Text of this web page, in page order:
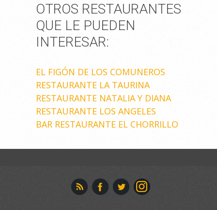
OTROS RESTAURANTES
QUE LE PUEDEN
INTERESAR:
EL FIGÓN DE LOS COMUNEROS
RESTAURANTE LA TAURINA
RESTAURANTE NATALIA Y DIANA
RESTAURANTE LOS ANGELES
BAR RESTAURANTE EL CHORRILLO